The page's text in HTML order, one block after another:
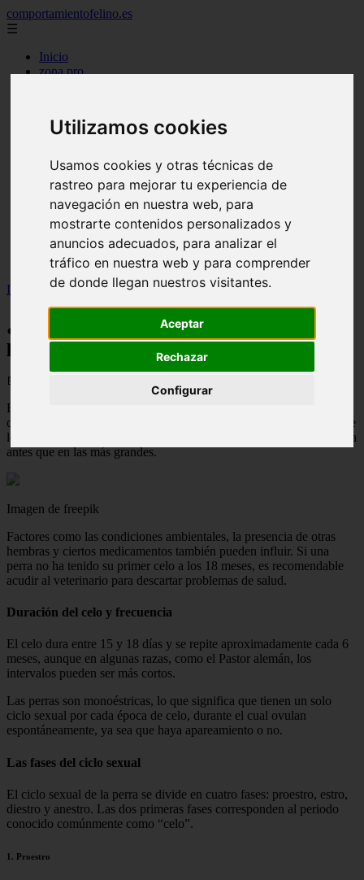
Utilizamos cookies
Usamos cookies y otras técnicas de
rastreo para mejorar tu experiencia de
navegación en nuestra web, para
mostrarte contenidos personalizados y
anuncios adecuados, para analizar el
tráfico en nuestra web y para comprender
de donde llegan nuestros visitantes.
Aceptar
Rechazar
Configurar
comportamientofelino.es
☰
Inicio
zona pro
actualidad
acuariofilia
articulos
canal tv
nombres para gatos
novedades
tablon de anuncios
uncategorized
zona pro
Inicio
gatos2 >¿Cómo funciona el ciclo sexual de las perras?
¿Cómo funciona el ciclo sexual de las
perras?
📅 05/06/2025
El ciclo sexual de las perras es un proceso fisiológico que comienza
con la pubertad, equivalente al primer celo. Este suele aparecer entre
los 7 y 10 meses de edad, aunque en razas más pequeñas se presenta
antes que en las más grandes.
Imagen de freepik
Factores como las condiciones ambientales, la presencia de otras
hembras y ciertos medicamentos también pueden influir. Si una
perra no ha tenido su primer celo a los 18 meses, es recomendable
acudir al veterinario para descartar problemas de salud.
Duración del celo y frecuencia
El celo dura entre 15 y 18 días y se repite aproximadamente cada 6
meses, aunque en algunas razas, como el Pastor alemán, los
intervalos pueden ser más cortos.
Las perras son monoéstricas, lo que significa que tienen un solo
ciclo sexual por cada época de celo, durante el cual ovulan
espontáneamente, ya sea que haya apareamiento o no.
Las fases del ciclo sexual
El ciclo sexual de la perra se divide en cuatro fases: proestro, estro,
diestro y anestro. Las dos primeras fases corresponden al periodo
conocido comúnmente como “celo”.
1. Proestro